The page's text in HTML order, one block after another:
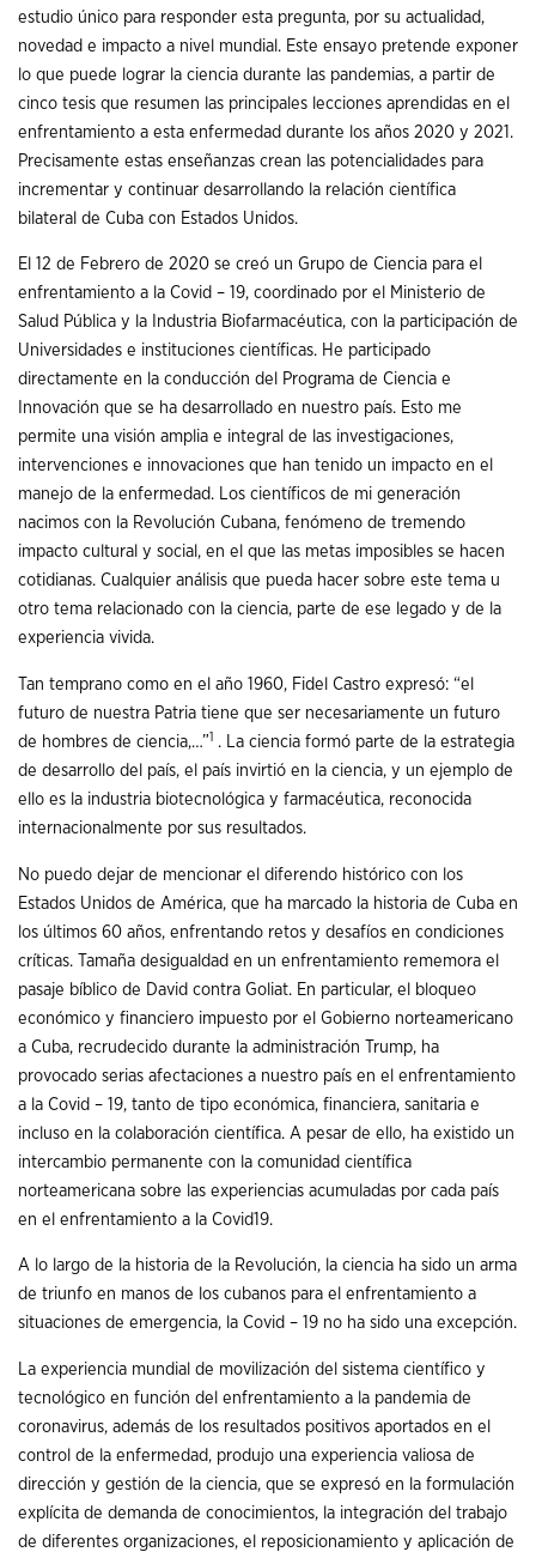
estudio único para responder esta pregunta, por su actualidad,
novedad e impacto a nivel mundial. Este ensayo pretende exponer
lo que puede lograr la ciencia durante las pandemias, a partir de
cinco tesis que resumen las principales lecciones aprendidas en el
enfrentamiento a esta enfermedad durante los años 2020 y 2021.
Precisamente estas enseñanzas crean las potencialidades para
incrementar y continuar desarrollando la relación científica
bilateral de Cuba con Estados Unidos.
El 12 de Febrero de 2020 se creó un Grupo de Ciencia para el
enfrentamiento a la Covid – 19, coordinado por el Ministerio de
Salud Pública y la Industria Biofarmacéutica, con la participación de
Universidades e instituciones científicas. He participado
directamente en la conducción del Programa de Ciencia e
Innovación que se ha desarrollado en nuestro país. Esto me
permite una visión amplia e integral de las investigaciones,
intervenciones e innovaciones que han tenido un impacto en el
manejo de la enfermedad. Los científicos de mi generación
nacimos con la Revolución Cubana, fenómeno de tremendo
impacto cultural y social, en el que las metas imposibles se hacen
cotidianas. Cualquier análisis que pueda hacer sobre este tema u
otro tema relacionado con la ciencia, parte de ese legado y de la
experiencia vivida.
Tan temprano como en el año 1960, Fidel Castro expresó: “el
futuro de nuestra Patria tiene que ser necesariamente un futuro
de hombres de ciencia,…”1 . La ciencia formó parte de la estrategia
de desarrollo del país, el país invirtió en la ciencia, y un ejemplo de
ello es la industria biotecnológica y farmacéutica, reconocida
internacionalmente por sus resultados.
No puedo dejar de mencionar el diferendo histórico con los
Estados Unidos de América, que ha marcado la historia de Cuba en
los últimos 60 años, enfrentando retos y desafíos en condiciones
críticas. Tamaña desigualdad en un enfrentamiento rememora el
pasaje bíblico de David contra Goliat. En particular, el bloqueo
económico y financiero impuesto por el Gobierno norteamericano
a Cuba, recrudecido durante la administración Trump, ha
provocado serias afectaciones a nuestro país en el enfrentamiento
a la Covid – 19, tanto de tipo económica, financiera, sanitaria e
incluso en la colaboración científica. A pesar de ello, ha existido un
intercambio permanente con la comunidad científica
norteamericana sobre las experiencias acumuladas por cada país
en el enfrentamiento a la Covid19.
A lo largo de la historia de la Revolución, la ciencia ha sido un arma
de triunfo en manos de los cubanos para el enfrentamiento a
situaciones de emergencia, la Covid – 19 no ha sido una excepción.
La experiencia mundial de movilización del sistema científico y
tecnológico en función del enfrentamiento a la pandemia de
coronavirus, además de los resultados positivos aportados en el
control de la enfermedad, produjo una experiencia valiosa de
dirección y gestión de la ciencia, que se expresó en la formulación
explícita de demanda de conocimientos, la integración del trabajo
de diferentes organizaciones, el reposicionamiento y aplicación de